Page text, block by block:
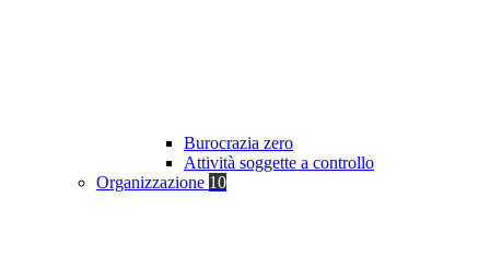
Burocrazia zero
Attività soggette a controllo
Organizzazione 10